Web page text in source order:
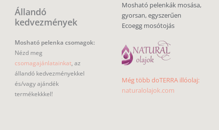
Állandó
kedvezmények
Mosható pelenka csomagok:
Nézd meg
csomagajánlatainkat, az
állandó kedvezményekkel
és/vagy ajándék
termékekkkel!
Mosható pelenkák mosása,
gyorsan, egyszerűen
Ecoegg mosótojás
Még több doTERRA illóolaj:
naturalolajok.com